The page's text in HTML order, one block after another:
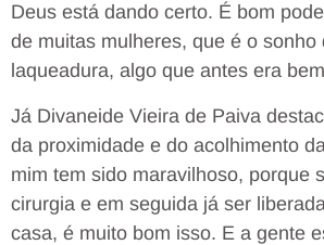
Deus está dando certo. É bom
de muitas mulheres, que é o sonho
laqueadura, algo que antes era
Já Divaneide Vieira de Paiva
da proximidade e do acolhimento
mim tem sido maravilhoso, porque
cirurgia e em seguida já ser
casa, é muito bom isso. E a gente